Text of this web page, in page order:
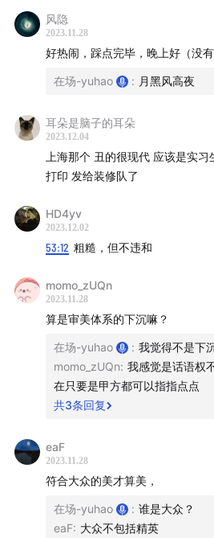
风隐
2023.11.28
好热闹，踩点完毕，晚上好（没
在场-yuhao : 月黑风高夜
耳朵是脑子的耳朵
2023.12.04
上海那个 丑的很现代 应该是实
打印 发给装修队了
HD4yv
2023.12.02
53:12 粗糙，但不违和
momo_zUQn
2023.11.28
算是审美体系的下沉嘛？
在场-yuhao : 我觉得不是下
momo_zUQn: 我感觉是话语权
在只要是甲方都可以指指点点
共3条回复
eaF
2023.11.28
符合大众的美才算美，
在场-yuhao : 谁是大众？
eaF: 大众不包括精英